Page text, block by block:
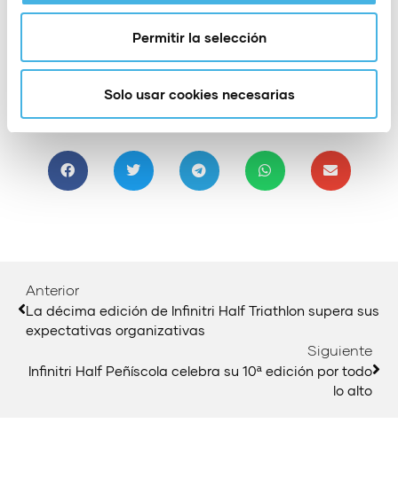
Permitir la selección
Solo usar cookies necesarias
Compartir:
Anterior
La décima edición de Infinitri Half Triathlon supera sus
expectativas organizativas
Siguiente
Infinitri Half Peñíscola celebra su 10ª edición por todo
lo alto